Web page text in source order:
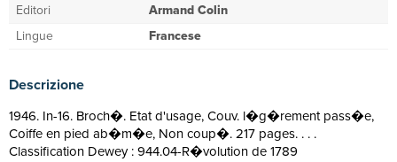
Editori
Armand Colin
Lingue
Francese
Descrizione
1946. In-16. Broch�. Etat d'usage, Couv. l�g�rement pass�e,
Coiffe en pied ab�m�e, Non coup�. 217 pages. . . .
Classification Dewey : 944.04-R�volution de 1789